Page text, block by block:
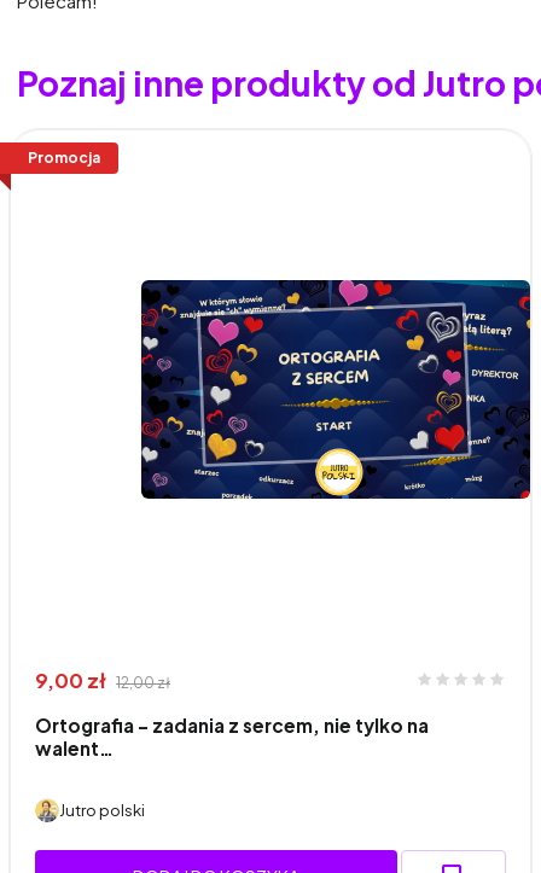
Poznaj inne produkty od Jutro
Promocja
9,00 zł 12,00 zł
Ortografia - zadania z sercem, nie tylko na
walent…
Jutro polski